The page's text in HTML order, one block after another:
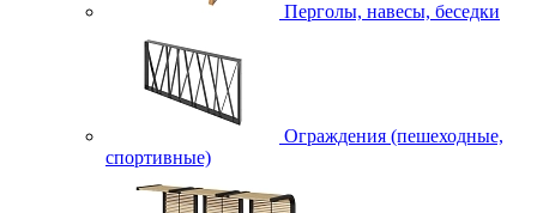
Перголы, навесы, беседки
Ограждения (пешеходные,
спортивные)